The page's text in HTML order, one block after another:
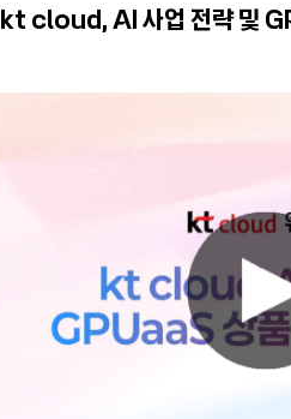
kt cloud, AI 사업 전략 및